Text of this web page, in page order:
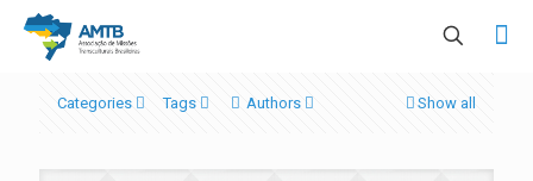
Categories Tags Authors Show all